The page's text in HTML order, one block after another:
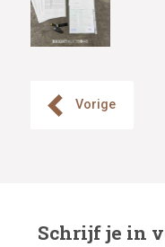
Vorige
Schrijf je in